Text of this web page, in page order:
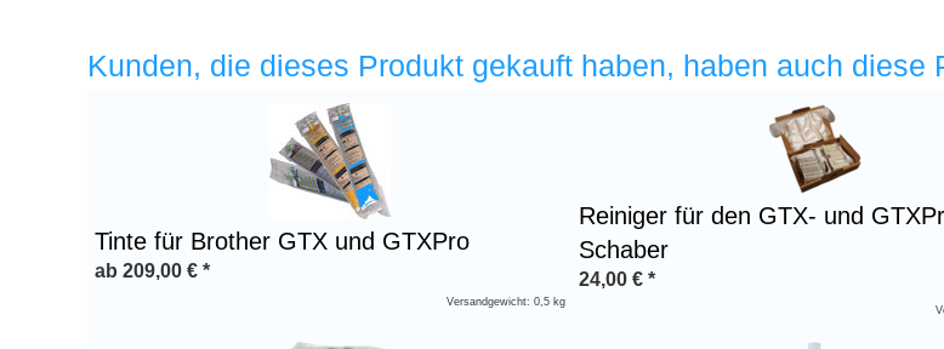
Kunden, die dieses Produkt gekauft haben, haben auch diese
Tinte für Brother GTX und GTXPro
ab 209,00 € *
Versandgewicht: 0,5 kg
Reiniger für den GTX- und
Schaber
24,00 € *